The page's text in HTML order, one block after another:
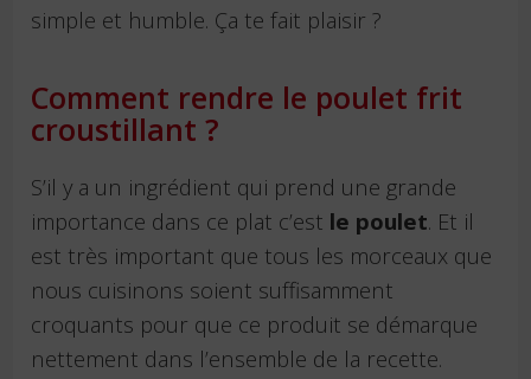
simple et humble. Ça te fait plaisir ?
Comment rendre le poulet frit
croustillant ?
S’il y a un ingrédient qui prend une grande
importance dans ce plat c’est le poulet. Et il
est très important que tous les morceaux que
nous cuisinons soient suffisamment
croquants pour que ce produit se démarque
nettement dans l’ensemble de la recette.